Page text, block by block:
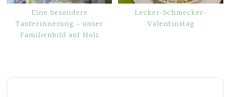
Eine besondere
Tauferinnerung – unser
Familienbild auf Holz
Lecker-Schmecker-
Valentinstag